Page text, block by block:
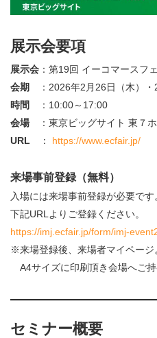
展示会要項
展示会 ：第19回 イーコマースフ
会期
：2026年2月26日（木）・
時間
：10:00～17:00
会場：東京ビッグサイト 東７
URL ： https://www.ecfair.jp/
来場事前登録（無料）
入場には来場事前登録が必要です
下記URLよりご登録ください。
https://imj.ecfair.jp/form/imj-
※来場登録後、来場者マイページ
A4サイズに印刷頂き会場へご持
セミナー概要